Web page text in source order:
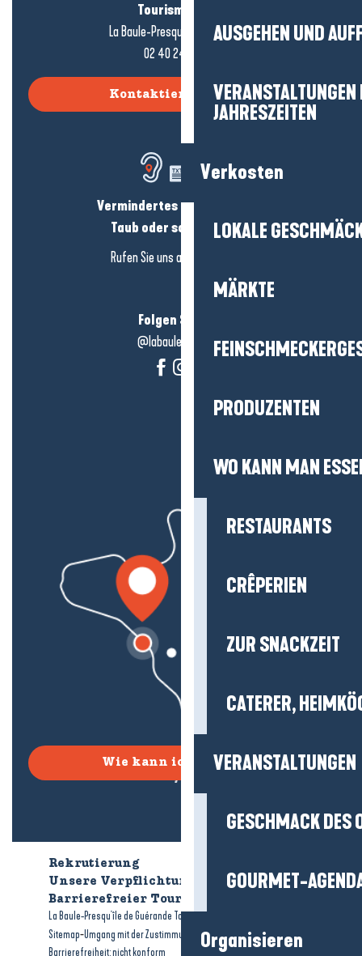
AUSGEHEN UND
JAHRESZEITEN
Verkosten
LOKALE
MÄRKTE
PRODUZENTEN
WO KANN MAN
RESTAURANTS
CRÊPERIEN
ZUR SNACKZEIT
CATERER,
VERANSTALTUNGEN
GESCHMACK DES
GOURMET-
Organisieren
Tourismusbüro
La Baule-Presqu'île de Guérande
02 40 24 34 44
Kontaktieren Sie uns
Vermindertes Hörvermögen?
Taub oder schwerhörig?
Rufen Sie uns an in
Folgen Sie uns!
@labauleguérande
Wie kann ich kommen?
Rekrutierung
Unsere Verpflichtungen
Barrierefreier Tourismus
La Baule-Presqu'île de Guérande Tourismus
Sitemap-Umgang mit der Zustimmung
Barrierefreiheit: nicht konform